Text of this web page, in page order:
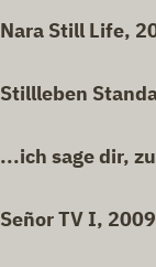
Nara Still Life,
Stillleben
...ich sage dir,
Señor TV I, 2009